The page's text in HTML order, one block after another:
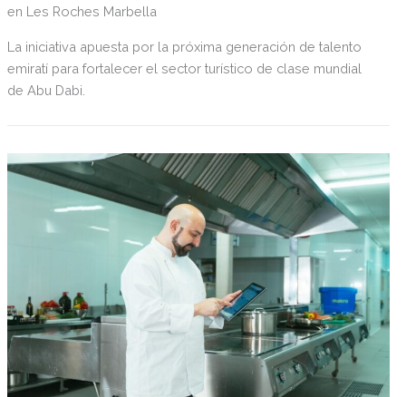
en Les Roches Marbella
La iniciativa apuesta por la próxima generación de talento
emiratí para fortalecer el sector turístico de clase mundial
de Abu Dabi.